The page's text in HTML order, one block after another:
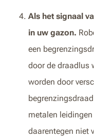
Als het signaal
in uw gazon.
een
door de draadlus
worden door
metalen
daarentegen niet